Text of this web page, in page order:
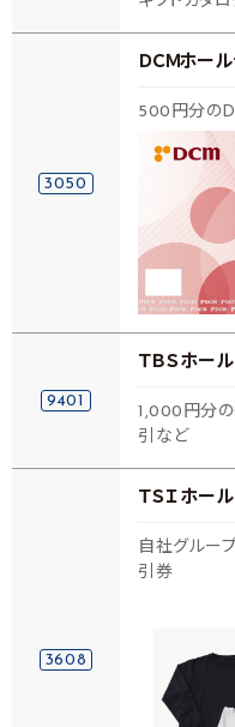
3050
ＤＣＭホー
500円分の
9401
ＴＢＳホー
1,000円分
引など
3608
ＴＳＩホー
自社グルー
引券